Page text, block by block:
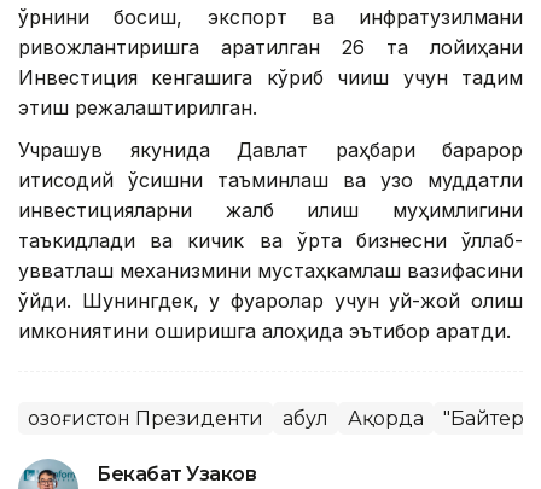
ўрнини босиш, экспорт ва инфратузилмани
ривожлантиришга қаратилган 26 та лойиҳани
Инвестиция кенгашига кўриб чиқиш учун тақдим
этиш режалаштирилган.
Учрашув якунида Давлат раҳбари барқарор
иқтисодий ўсишни таъминлаш ва узоқ муддатли
инвестицияларни жалб қилиш муҳимлигини
таъкидлади ва кичик ва ўрта бизнесни қўллаб-
қувватлаш механизмини мустаҳкамлаш вазифасини
қўйди. Шунингдек, у фуқаролар учун уй-жой олиш
имкониятини оширишга алоҳида эътибор қаратди.
Қозоғистон Президенти Қабул Ақорда
Бекабат Узаков